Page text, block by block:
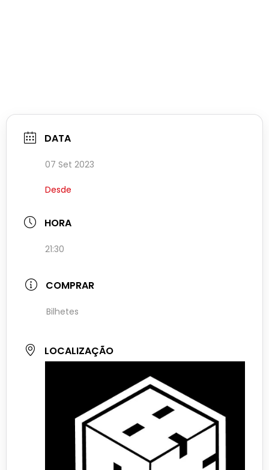
DATA
07 Set 2023
Desde
HORA
21:30
COMPRAR
Bilhetes
LOCALIZAÇÃO